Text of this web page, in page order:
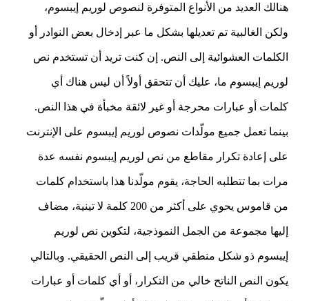
هنالك العديد من الأنواع المتوفرة لنصوص لوريم إيبسوم،
ولكن الغالبية تم تعديلها بشكل ما عبر إدخال بعض النوادر أو
الكلمات العشوائية إلى النص. إن كنت تريد أن تستخدم نص
لوريم إيبسوم ما، عليك أن تتحقق أولاً أن ليس هناك أي
كلمات أو عبارات محرجة أو غير لائقة مخبأة في هذا النص.
بينما تعمل جميع مولّدات نصوص لوريم إيبسوم على الإنترنت
على إعادة تكرار مقاطع من نص لوريم إيبسوم نفسه عدة
مرات بما تتطلبه الحاجة، يقوم مولّدنا هذا باستخدام كلمات
من قاموس يحوي على أكثر من 200 كلمة لا تينية، مضاف
إليها مجموعة من الجمل النموذجية، لتكوين نص لوريم
إيبسوم ذو شكل منطقي قريب إلى النص الحقيقي. وبالتالي
يكون النص الناتح خالي من التكرار، أو أي كلمات أو عبارات